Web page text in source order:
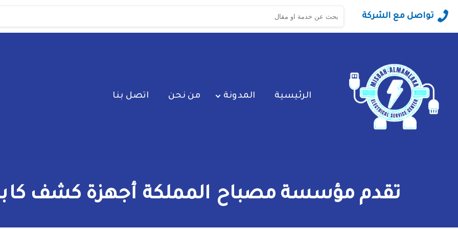
تواصل مع الشركة
البحث
عن:
الرئيسية المدونة من نحن اتصل بنا
تقدم مؤسسة مصباح المملكة أجهزة كشف